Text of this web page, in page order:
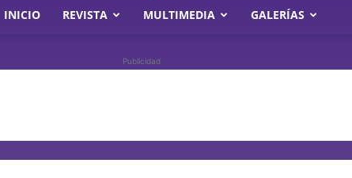
INICIO REVISTA MULTIMEDIA GALERÍAS
Publicidad